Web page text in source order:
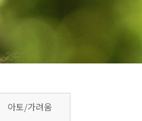
아토/가려움